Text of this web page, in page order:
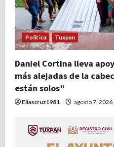
e
n
t
r
Politica Tuxpan
Daniel Cortina lleva
más alejadas de la
están solos”
Eliascruz1981 agosto 7, 2026